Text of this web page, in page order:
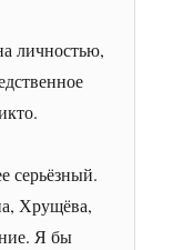
личностью,
серьёзный.
Хрущёва,
Я бы